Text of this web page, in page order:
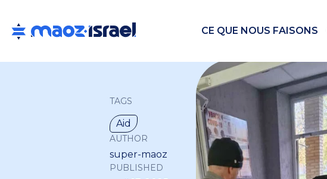
CE QUE NOUS FAISONS
TAGS
Aid
AUTHOR
super-maoz
PUBLISHED